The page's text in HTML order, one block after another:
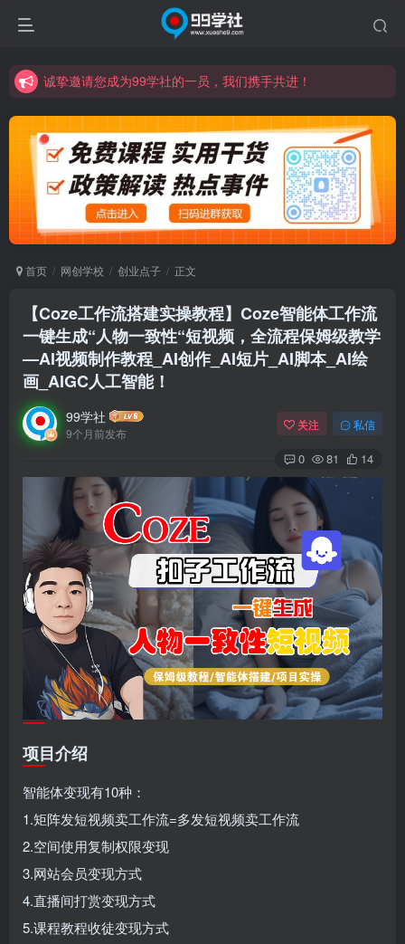
诚挚邀请您成为99学社的一员，我们携手共进！
诚挚邀请您成为99学社的一员，我们携手共进！
学习路上不孤独，99学社与你同行！分享全网优质VIP资源，炒股教程、创业教程、网络营销教程、自媒体短视频教程等，长期更新各大精品创业项目！
首页 网创学校 创业点子 正文
【Coze工作流搭建实操教程】Coze智能体工作流
一键生成“人物一致性“短视频，全流程保姆级教学
—AI视频制作教程_AI创作_AI短片_AI脚本_AI绘
画_AIGC人工智能！
99学社
9个月前发布
关注 私信
0 81 14
项目介绍
智能体变现有10种：
1.矩阵发短视频卖工作流=多发短视频卖工作流
2.空间使用复制权限变现
3.网站会员变现方式
4.直播间打赏变现方式
5.课程教程收徒变现方式